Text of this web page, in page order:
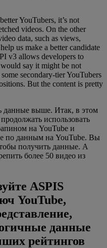
YouTubers, it’s not
videos. On the other
data, such as views,
us make a better candidate
v3 allows developers to
say it might be not
secondary-tier YouTubers
But the content is pretty
данные выше. Итак, в этом
использовать
на YouTube и
по данным на YouTube. Вы
получить данные. А
более 50 видео из
ASPIS
YouTube,
данные
рейтингов